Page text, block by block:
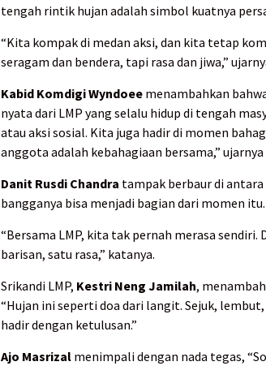
tengah rintik hujan adalah simbol kuatnya
“Kita kompak di medan aksi, dan kita tetap
seragam dan bendera, tapi rasa dan jiwa,”
Kabid Komdigi Wyndoee menambahkan
nyata dari LMP yang selalu hidup di tengah
atau aksi sosial. Kita juga hadir di momen
anggota adalah kebahagiaan bersama,”
Danit Rusdi Chandra tampak berbaur di
bangganya bisa menjadi bagian dari momen itu.
“Bersama LMP, kita tak pernah merasa
barisan, satu rasa,” katanya.
Srikandi LMP, Kestri Neng Jamilah,
“Hujan ini seperti doa dari langit. Sejuk,
hadir dengan ketulusan.”
Ajo Masrizal menimpali dengan nada tegas,